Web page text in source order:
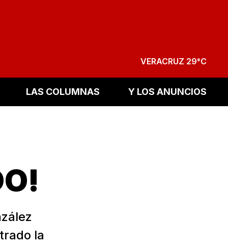
VERACRUZ 29°C
LAS COLUMNAS Y LOS ANUNCIOS
la